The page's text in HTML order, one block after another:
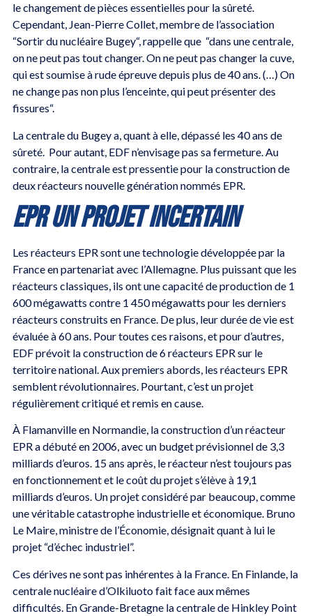
le changement de pièces essentielles pour la sûreté.
Cependant, Jean-Pierre Collet, membre de l’association
“Sortir du nucléaire Bugey“, rappelle que “dans une centrale,
on ne peut pas tout changer. On ne peut pas changer la cuve,
qui est soumise à rude épreuve depuis plus de 40 ans. (…) On
ne change pas non plus l’enceinte, qui peut présenter des
fissures“.
La centrale du Bugey a, quant à elle, dépassé les 40 ans de
sûreté. Pour autant, EDF n’envisage pas sa fermeture. Au
contraire, la centrale est pressentie pour la construction de
deux réacteurs nouvelle génération nommés EPR.
EPR UN PROJET INCERTAIN
Les réacteurs EPR sont une technologie développée par la
France en partenariat avec l’Allemagne. Plus puissant que les
réacteurs classiques, ils ont une capacité de production de 1
600 mégawatts contre 1 450 mégawatts pour les derniers
réacteurs construits en France. De plus, leur durée de vie est
évaluée à 60 ans. Pour toutes ces raisons, et pour d’autres,
EDF prévoit la construction de 6 réacteurs EPR sur le
territoire national. Aux premiers abords, les réacteurs EPR
semblent révolutionnaires. Pourtant, c’est un projet
régulièrement critiqué et remis en cause.
À Flamanville en Normandie, la construction d’un réacteur
EPR a débuté en 2006, avec un budget prévisionnel de 3,3
milliards d’euros. 15 ans après, le réacteur n’est toujours pas
en fonctionnement et le coût du projet s’élève à 19,1
milliards d’euros. Un projet considéré par beaucoup, comme
une véritable catastrophe industrielle et économique. Bruno
Le Maire, ministre de l’Économie, désignait quant à lui le
projet “d’échec industriel”.
Ces dérives ne sont pas inhérentes à la France. En Finlande, la
centrale nucléaire d’Olkiluoto fait face aux mêmes
difficultés. En Grande-Bretagne la centrale de Hinkley Point